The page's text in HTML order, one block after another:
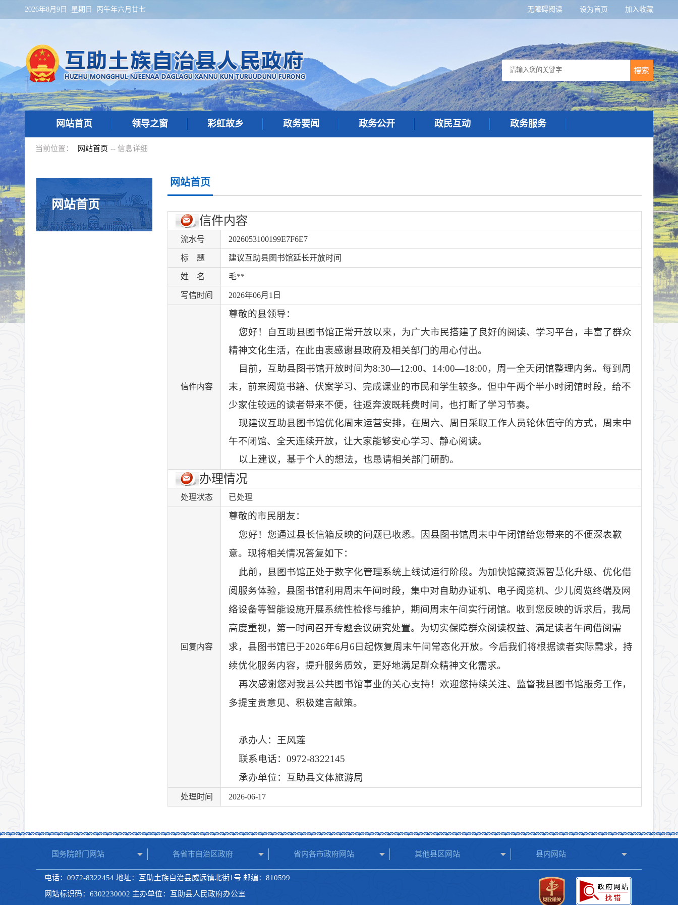
2026年8月9日 星期日 丙午年六月廿七 无障碍阅读 设为首页 加入收藏
网站首页 领导之窗 彩虹故乡 政务要闻 政务公开 政民互动 政务服务
当前位置： 网站首页 -- 信息详细
网站首页
网站首页
信件内容
流水号 2026053100199E7F6E7
标 题 建议互助县图书馆延长开放时间
姓 名 毛**
写信时间 2026年06月1日
信件内容
尊敬的县领导：
您好！
自互助县图书馆正常开放以来，为广大市民搭建了良好的阅读、学习平台，丰富了群众
精神文化生活，在此由衷感谢县政府及相关部门的用心付出。
目前，互助县图书馆开放时间为8:30—12:00、14:00—18:00， 周一全天闭馆整理内务。每到周
末，前来阅览书籍、伏案学习、完成课业的市民和学生较多。但中午两个半小时闭馆时段，给不
少家住较远的读者带来不便，往返奔波既耗费时间，也打断了学习节奏。
现建议互助县图书馆优化周末运营安排，在周六、周日采取工作人员轮休值守的方式，周末中
午不闭馆、全天连续开放，让大家能够安心学习、静心阅读。
以上建议，基于个人的想法，也恳请相关部门研酌。
办理情况
处理状态 已处理
回复内容
尊敬的市民朋友：
您好！您通过县长信箱反映的问题已收悉。因县图书馆周末中午闭馆给您带来的不便深表歉
意。现将相关情况答复如下：
此前，县图书馆正处于数字化管理系统上线试运行阶段。为加快馆藏资源智慧化升级、优化借
阅服务体验，县图书馆利用周末午间时段，集中对自助办证机、电子阅览机、少儿阅览终端及网
络设备等智能设施开展系统性检修与维护，期间周末午间实行闭馆。收到您反映的诉求后，我局
高度重视，第一时间召开专题会议研究处置。为切实保障群众阅读权益、满足读者午间借阅需
求，县图书馆已于2026年6月6日起恢复周末午间常态化开放。今后我们将根据读者实际需求，持
续优化服务内容，提升服务质效，更好地满足群众精神文化需求。
再次感谢您对我县公共图书馆事业的关心支持！欢迎您持续关注、监督我县图书馆服务工作，
多提宝贵意见、积极建言献策。
承办人：王风莲
联系电话：0972-8322145
承办单位：互助县文体旅游局
处理时间 2026-06-17
国务院部门网站 各省市自治区政府 省内各市政府网站 其他县区网站 县内网站
电话：0972-8322454 地址：互助土族自治县威远镇北街1号 邮编：810599
网站标识码：6302230002 主办单位：互助县人民政府办公室